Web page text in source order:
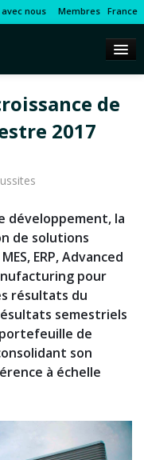
nous Membres France
de
2017
développement, la
de solutions
ERP, Advanced
pour
résultats du
semestriels
de
son
à échelle